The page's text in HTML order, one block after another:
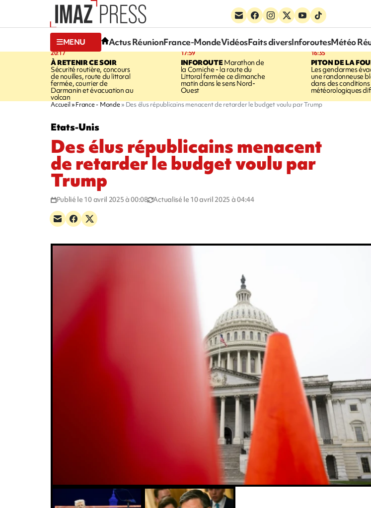
MENU Actus RéunionFrance-MondeVidéosFaits diversInforoutesMétéo
20:17
À RETENIR CE SOIR
Sécurité routière, concours
de nouilles, route du littoral
fermée, courrier de
Darmanin et évacuation au
volcan
17:59
INFOROUTEMarathon de
la Corniche - la route du
Littoral fermée ce dimanche
matin dans le sens Nord-
Ouest
16:35
PITON DE LA
Les gendarmes
une randonneuse
dans des conditions
météorologiques
Accueil France - Monde Des élus républicains menacent de retarder le budget voulu par Trump
Etats-Unis
Des élus républicains menacent
de retarder le budget voulu par
Trump
Publié le 10 avril 2025 à 00:08 Actualisé le 10 avril 2025 à 04:44